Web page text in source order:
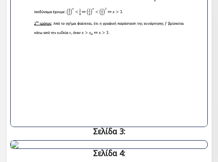
Σελίδα 3:
Σελίδα 4: